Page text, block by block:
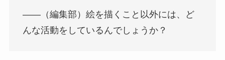
――（編集部）絵を描くこと以外には、ど
んな活動をしているんでしょうか？